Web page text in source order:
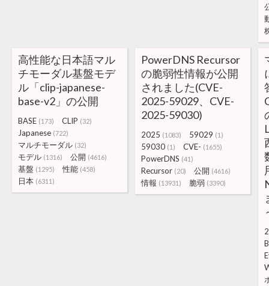
高性能な日本語マル
チモーダル基盤モデ
ル「clip-japanese-
base-v2」の公開
BASE (173) CLIP (32)
Japanese (722)
マルチモーダル (32)
モデル (1316) 公開 (4616)
基盤 (1295) 性能 (458)
日本 (6311)
PowerDNS Recursor
の脆弱性情報が公開
されました(CVE-
2025-59029、CVE-
2025-59030)
2025 (1083) 59029 (1)
59030 (1) CVE- (1655)
PowerDNS (41)
Recursor (20) 公開 (4616)
情報 (13931) 脆弱 (3390)